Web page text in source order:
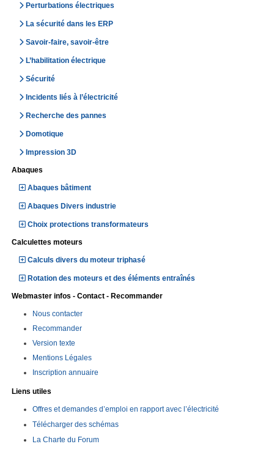
Perturbations électriques
La sécurité dans les ERP
Savoir-faire, savoir-être
L’habilitation électrique
Sécurité
Incidents liés à l’électricité
Recherche des pannes
Domotique
Impression 3D
Abaques
Abaques bâtiment
Abaques Divers industrie
Choix protections transformateurs
Calculettes moteurs
Calculs divers du moteur triphasé
Rotation des moteurs et des éléments entraînés
Webmaster infos - Contact - Recommander
Nous contacter
Recommander
Version texte
Mentions Légales
Inscription annuaire
Liens utiles
Offres et demandes d’emploi en rapport avec l’électricité
Télécharger des schémas
La Charte du Forum